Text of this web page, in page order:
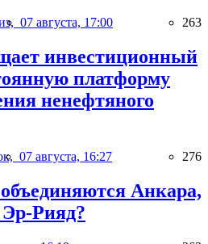
07 августа, 17:00 263
инвестиционный
платформу
ненефтяного
07 августа, 16:27 276
Анкара,
Рияд?